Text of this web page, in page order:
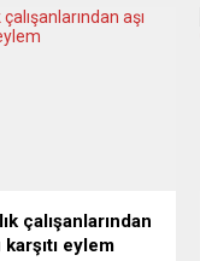
çalışanlarından
eylem